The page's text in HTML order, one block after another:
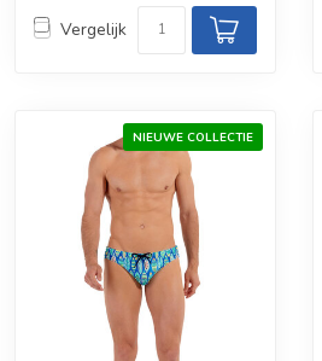
Vergelijk
NIEUWE COLLECTIE